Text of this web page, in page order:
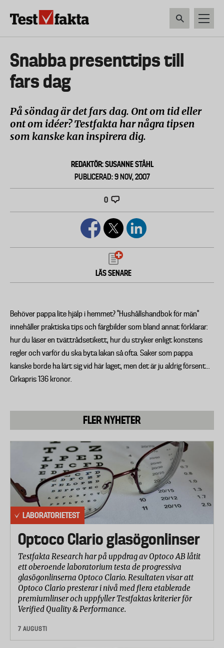
Huvudmeny
ny
Snabba presenttips till
fars dag
På söndag är det fars dag. Ont om tid eller
ont om idéer? Testfakta har några tipsen
som kanske kan inspirera dig.
REDAKTÖR: SUSANNE STÅHL
PUBLICERAD: 9 NOV, 2007
0
LÄS SENARE
Behöver pappa lite hjälp i hemmet? "Hushållshandbok för män"
innehåller praktiska tips och färgbilder som bland annat förklarar:
hur du läser en tvättrådsetikett, hur du stryker enligt konstens
regler och varför du ska byta lakan så ofta. Saker som pappa
kanske borde ha lärt sig vid här laget, men det är ju aldrig försent...
Cirkapris 136 kronor.
FLER NYHETER
LABORATORIETEST
Optoco Clario glasögonlinser
Testfakta Research har på uppdrag av Optoco AB låtit
ett oberoende laboratorium testa de progressiva
glasögonlinserna Optoco Clario. Resultaten visar att
Optoco Clario presterar i nivå med flera etablerade
premiumlinser och uppfyller Testfaktas kriterier för
Verified Quality & Performance.
7 AUGUSTI